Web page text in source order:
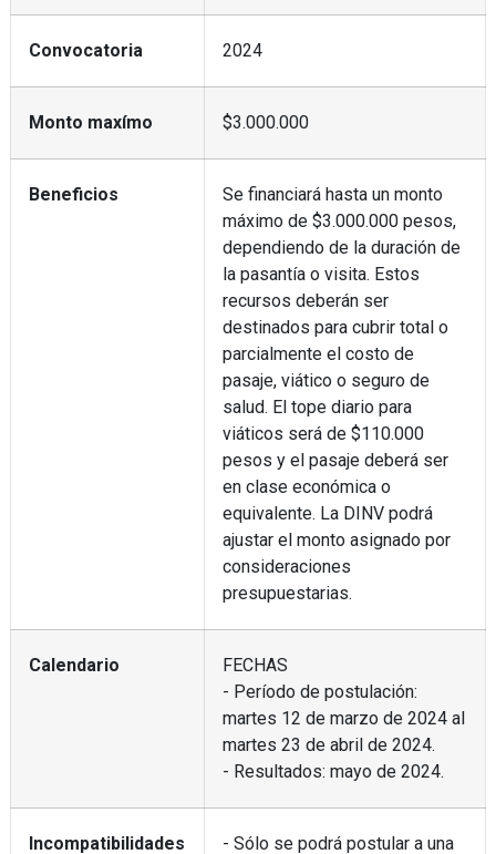
Convocatoria 2024
Monto maxímo $3.000.000
Beneficios
Se financiará hasta un monto
máximo de $3.000.000 pesos,
dependiendo de la duración de
la pasantía o visita. Estos
recursos deberán ser
destinados para cubrir total o
parcialmente el costo de
pasaje, viático o seguro de
salud. El tope diario para
viáticos será de $110.000
pesos y el pasaje deberá ser
en clase económica o
equivalente. La DINV podrá
ajustar el monto asignado por
consideraciones
presupuestarias.
Calendario
FECHAS
- Período de postulación:
martes 12 de marzo de 2024 al
martes 23 de abril de 2024.
- Resultados: mayo de 2024.
Incompatibilidades - Sólo se podrá postular a una